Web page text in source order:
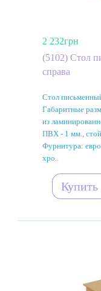
2 232грн
(5102) Стол
справа
Стол
Габаритные
из
ПВХ - 1 мм.,
Фурнитура:
хро..
Купить